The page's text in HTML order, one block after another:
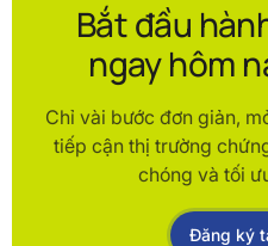
Bắt đầu
ngay hôm
Chỉ vài bước đơn giản,
tiếp cận thị trường
chóng và tối
Đăng ký